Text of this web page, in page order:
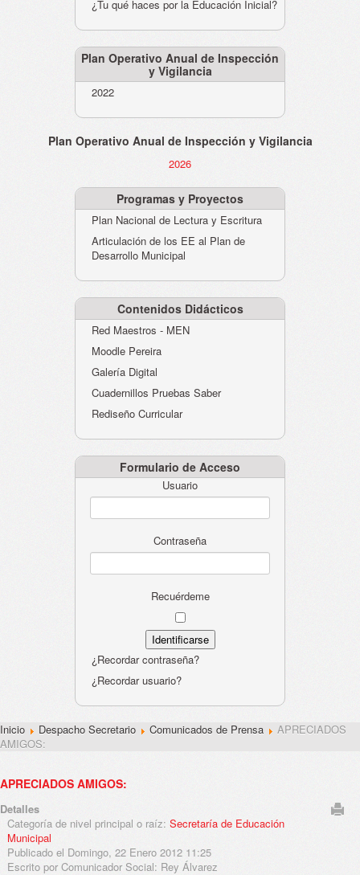
¿Tu qué haces por la Educación Inicial?
Plan Operativo Anual de Inspección
y Vigilancia
2022
Plan Operativo Anual de Inspección y Vigilancia
2026
Programas y Proyectos
Plan Nacional de Lectura y Escritura
Articulación de los EE al Plan de
Desarrollo Municipal
Contenidos Didácticos
Red Maestros - MEN
Moodle Pereira
Galería Digital
Cuadernillos Pruebas Saber
Rediseño Curricular
Formulario de Acceso
Usuario
Contraseña
Recuérdeme
¿Recordar contraseña?
¿Recordar usuario?
Inicio Despacho Secretario Comunicados de Prensa
APRECIADOS
AMIGOS:
APRECIADOS AMIGOS:
Detalles
Categoría de nivel principal o raíz: Secretaría de Educación
Municipal
Publicado el Domingo, 22 Enero 2012 11:25
Escrito por Comunicador Social: Rey Álvarez